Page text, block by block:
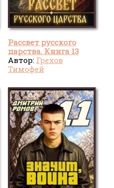
Рассвет русского
царства. Книга 13
(СИ)
Автор: Грехов
Тимофей